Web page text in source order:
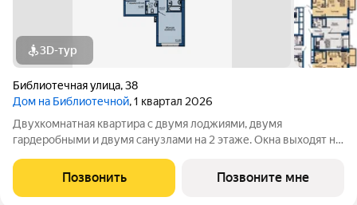
3D-тур
Библиотечная улица,38
Дом на Библиотечной, 1 квартал 2026
Двухкомнатная квартира с двумя лоджиями, двумя
гардеробными и двумя санузлами на 2 этаже. Окна выходят на
Библиотечная. Чистовая отделка под ключ. Дом в 15 минутах
от центра города. Рядом
Позвонить Позвоните мне